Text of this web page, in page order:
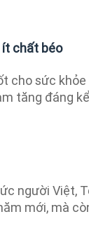
ít chất béo
cho sức
tăng đáng
người Việt,
mới, mà